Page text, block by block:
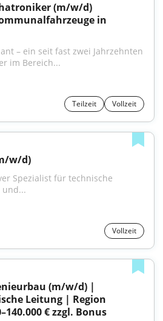
(m/w/d)
in
– ein seit fast zwei Jahrzehnten
im Bereich...
Teilzeit Vollzeit
w/d)
Spezialist für technische
Vollzeit
(m/w/d) |
Leitung | Region
€ zzgl. Bonus